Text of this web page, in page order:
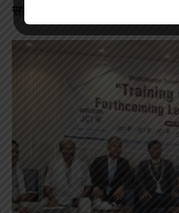
समाजसेवी न्यौपानेले